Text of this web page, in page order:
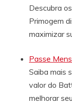
Descubra
Primogem
maximizar
Passe
Saiba mais
valor do
melhorar